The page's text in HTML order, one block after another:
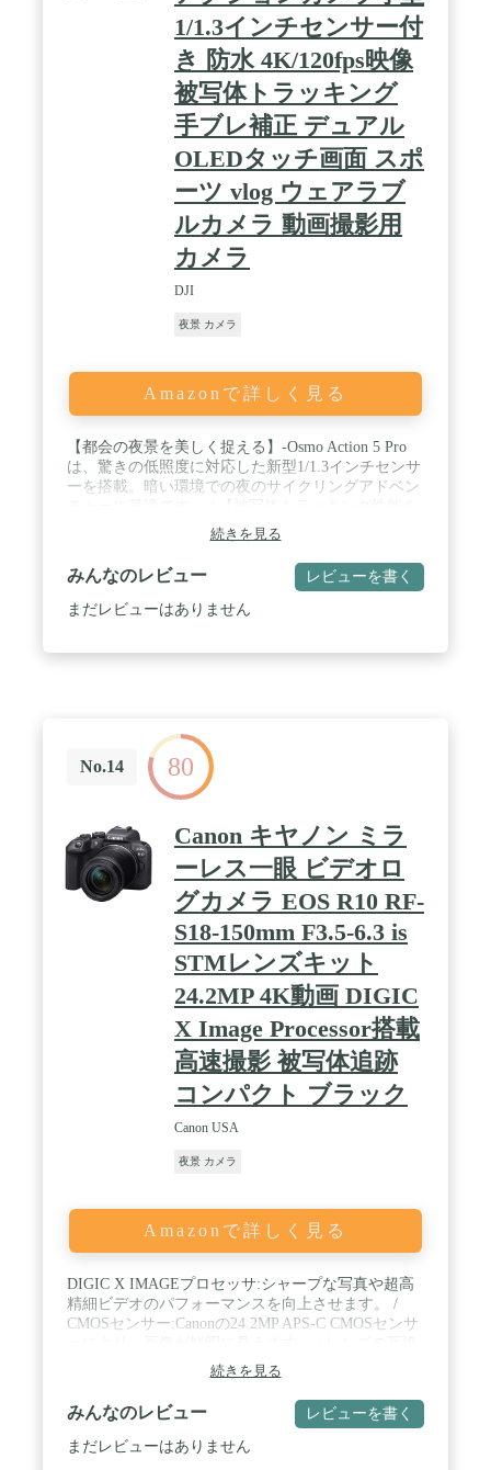
1/1.3インチセンサー付
き 防水 4K/120fps映像
被写体トラッキング
手ブレ補正 デュアル
OLEDタッチ画面 スポ
ーツ vlog ウェアラブ
ルカメラ 動画撮影用
カメラ
DJI
夜景 カメラ
Amazonで詳しく見る
【都会の夜景を美しく捉える】-Osmo Action 5 Pro
は、驚きの低照度に対応した新型1/1.3インチセンサ
ーを搭載。暗い環境での夜のサイクリングアドベン
強化】- 4 nmチップで、高速かつ信頼性の高いフレ
ーミングを実現。動きの速い被写体を画面中央に捉
えたままキープします。[7]4 nmチップが、16：9ま
たは9：16でのスムーズで高速なフレーミングを実
現します。 / 【あらゆる条件での長時間撮影に対
映し出します。 / 【卓越した安定感のある映像】-
360° HorizontonSteady機能がブレのない高品質な映
像を実現。[17]どんなに激しく揺れる対象でも、さ
まざまな視点から被写体を追っていく、Vlogやスポ
ーツ撮影に最適です。 / 【プロ仕様のオーディオ】-
DJIマイク接続でクリアな音声収録を実現。レシー
バー不要でDJI Mic 2/Mic Miniトランスミッターから
直接音声の収録が可能です。モーターバイクでの
Vlogや、スキー、また1人でのVlog撮影に最適で
す。 / スタンダードコンボ（標準アクセサリー付
属）-屋外でのアクティビティを手軽に撮影するの
に最適で、柔軟にアップグレードを選択できます。
クリエイティブな動画制作や日常生活の撮影をして
みたい人にぴったりです。 / 【メーカー保証期間】-
製品本体＆バッテリー--購入後12ヶ月（一部の対象
製品は36ヶ月）※電話、メール、Line、オンライン
チャットサポート対応。
続きを見る
みんなのレビュー レビューを書く
まだレビューはありません
No.14 80
Canon キヤノン ミラ
ーレス一眼 ビデオロ
グカメラ EOS R10 RF-
S18-150mm F3.5-6.3 is
STMレンズキット
24.2MP 4K動画 DIGIC
X Image Processor搭載
高速撮影 被写体追跡
コンパクト ブラック
Canon USA
夜景 カメラ
Amazonで詳しく見る
DIGIC X IMAGEプロセッサ:シャープな写真や超高
精細ビデオのパフォーマンスを向上させます。 /
CMOSセンサー:Canonの24.2MP APS-C CMOSセンサ
性:Canon RF-S/RFレンズ(またはマウントアダプター
EF-EOS R (1)を使用したEF/EF-Sレンズと組み合わ
せると、素晴らしい結果が得られます。 / 高速連続
撮影:最大15fpsのメカニカルシャッタースピード
で、このカメラは動きの速い被写体の鮮明な画像を
続きを見る
みんなのレビュー レビューを書く
まだレビューはありません